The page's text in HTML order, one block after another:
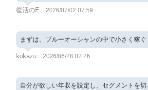
復活のE 2026/07/02 07:59
まずは、ブルーオーシャンの中で小さく稼ぐ
kokazu 2026/06/28 02:26
自分が欲しい年収を設定し、セグメントを切